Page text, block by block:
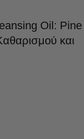
Oil: Pine
και